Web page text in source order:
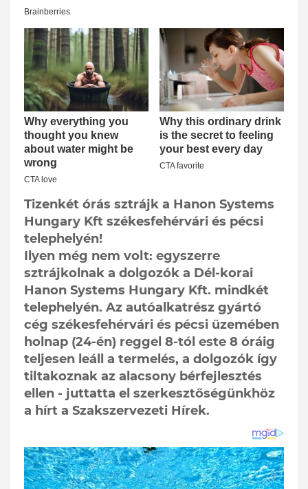
Tizenkét órás sztrájk a Hanon Systems
Hungary Kft székesfehérvári és pécsi
telephelyén!
Ilyen még nem volt: egyszerre
sztrájkolnak a dolgozók a Dél-korai
Hanon Systems Hungary Kft. mindkét
telephelyén. Az autóalkatrész gyártó
cég székesfehérvári és pécsi üzemében
holnap (24-én) reggel 8-tól este 8 óráig
teljesen leáll a termelés, a dolgozók így
tiltakoznak az alacsony bérfejlesztés
ellen - juttatta el szerkesztőségünkhöz
a hírt a Szakszervezeti Hírek.